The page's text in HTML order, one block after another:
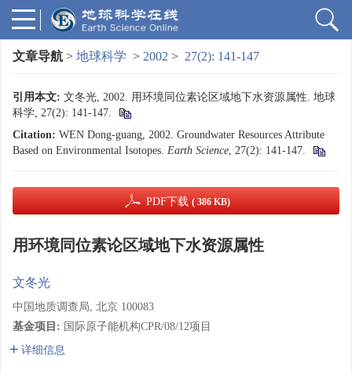
文章导航 > 地球科学 > 2002 > 27(2): 141-147
引用本文: 文冬光, 2002. 用环境同位素论区域地下水资源属性. 地球
科学, 27(2): 141-147.
Citation: WEN Dong-guang, 2002. Groundwater Resources Attribute
Based on Environmental Isotopes. Earth Science, 27(2): 141-147.
PDF下载 ( 386 KB)
用环境同位素论区域地下水资源属性
文冬光
中国地质调查局, 北京 100083
基金项目: 国际原子能机构CPR/08/12项目
详细信息